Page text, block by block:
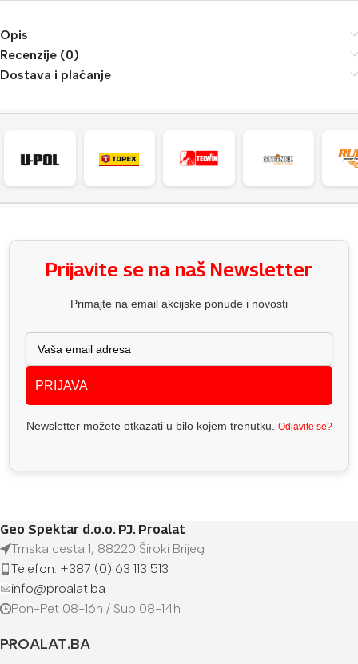
Opis
Recenzije (0)
Dostava i plaćanje
Prijavite se na naš Newsletter
Primajte na email akcijske ponude i novosti
PRIJAVA
Newsletter možete otkazati u bilo kojem trenutku. Odjavite se?
Geo Spektar d.o.o. PJ. Proalat
Trnska cesta 1, 88220 Široki Brijeg
Telefon: +387 (0) 63 113 513
info@proalat.ba
Pon-Pet 08-16h / Sub 08-14h
PROALAT.BA